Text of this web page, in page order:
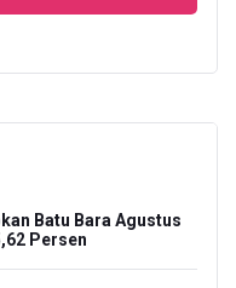
Batu Bara Agustus
Persen